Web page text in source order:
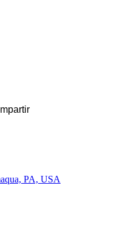
PA, USA